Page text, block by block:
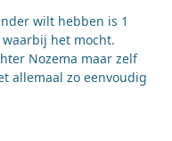
wilt hebben is 1
het mocht.
Nozema maar zelf
allemaal zo eenvoudig